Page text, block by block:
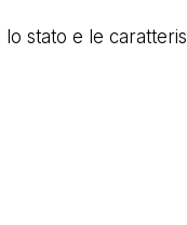
stato e le